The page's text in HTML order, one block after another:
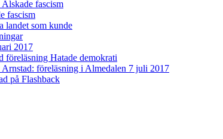
fascism
fascism
landet som kunde
2017
föreläsning Hatade demokrati
föreläsning i Almedalen 7 juli 2017
på Flashback